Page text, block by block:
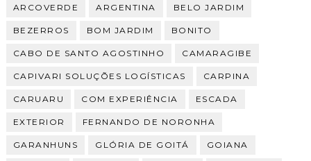
ARCOVERDE ARGENTINA BELO JARDIM
BEZERROS BOM JARDIM BONITO
CABO DE SANTO AGOSTINHO CAMARAGIBE
CAPIVARI SOLUÇÕES LOGÍSTICAS CARPINA
CARUARU COM EXPERIÊNCIA ESCADA
EXTERIOR FERNANDO DE NORONHA
GARANHUNS GLÓRIA DE GOITÁ GOIANA